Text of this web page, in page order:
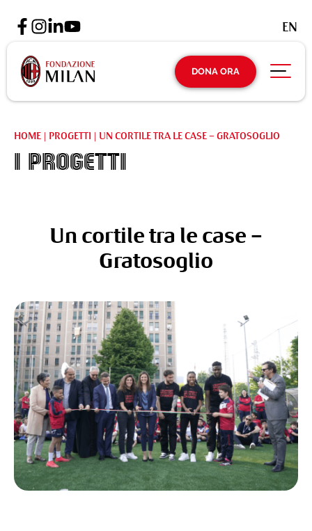
DONA ORA
EN
HOME | PROGETTI | UN CORTILE TRA LE CASE – GRATOSOGLIO
I Progetti
Un cortile tra le case –
Gratosoglio